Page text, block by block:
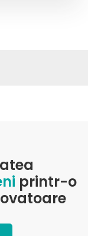
printr-o